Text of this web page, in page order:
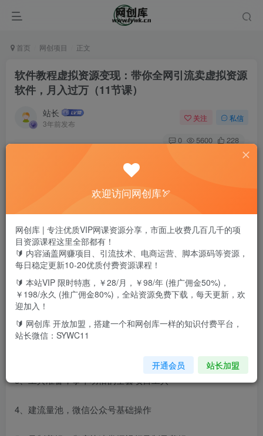
首页 网创项目 正文
软件教程虚拟资源变现：带你全网引流卖虚拟资源
软件，月入过万（11节课）
站长
3年前发布
关注 私信
0 5600 228
课程目录：
1、大型软件下载和文件图片处理
3、工具准备，事半功倍的全套项目工具
4、建流量池，微信公众号基础操作
欢迎访问网创库🏹
网创库 | 专注优质VIP网课资源分享，市面上收费几百几千的项
目资源课程这里全部都有！
🔰 内容涵盖网赚项目、引流技术、电商运营、脚本源码等资源，
每日稳定更新10-20优质付费资源课程！
🔰 本站VIP 限时特惠，￥28/月，￥98/年 (推广佣金50%)，
￥198/永久 (推广佣金80%)，全站资源免费下载，每天更新，欢
迎加入！
🔰 网创库 开放加盟，搭建一个和网创库一样的知识付费平台，
站长微信：SYWC11
开通会员 站长加盟